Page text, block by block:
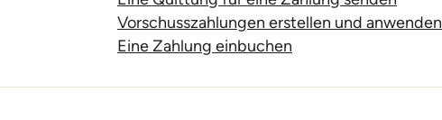
Vorschusszahlungen erstellen und anwenden
Eine Zahlung einbuchen